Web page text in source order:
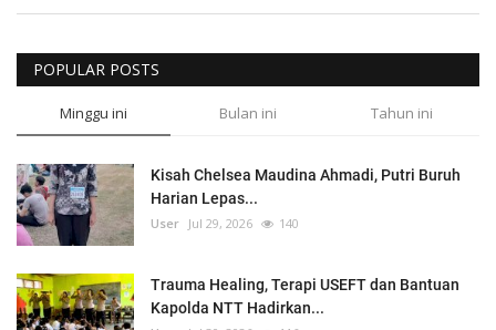
POPULAR POSTS
Minggu ini Bulan ini Tahun ini
Kisah Chelsea Maudina Ahmadi, Putri Buruh
Harian Lepas...
User Jul 29, 2026 140
Trauma Healing, Terapi USEFT dan Bantuan
Kapolda NTT Hadirkan...